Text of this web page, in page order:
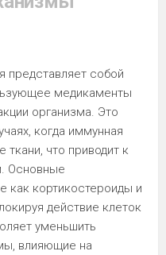
представляет собой
медикаменты
организма. Это
когда иммунная
ткани, что приводит к
Основные
как кортикостероиды и
действие клеток
уменьшить
влияющие на